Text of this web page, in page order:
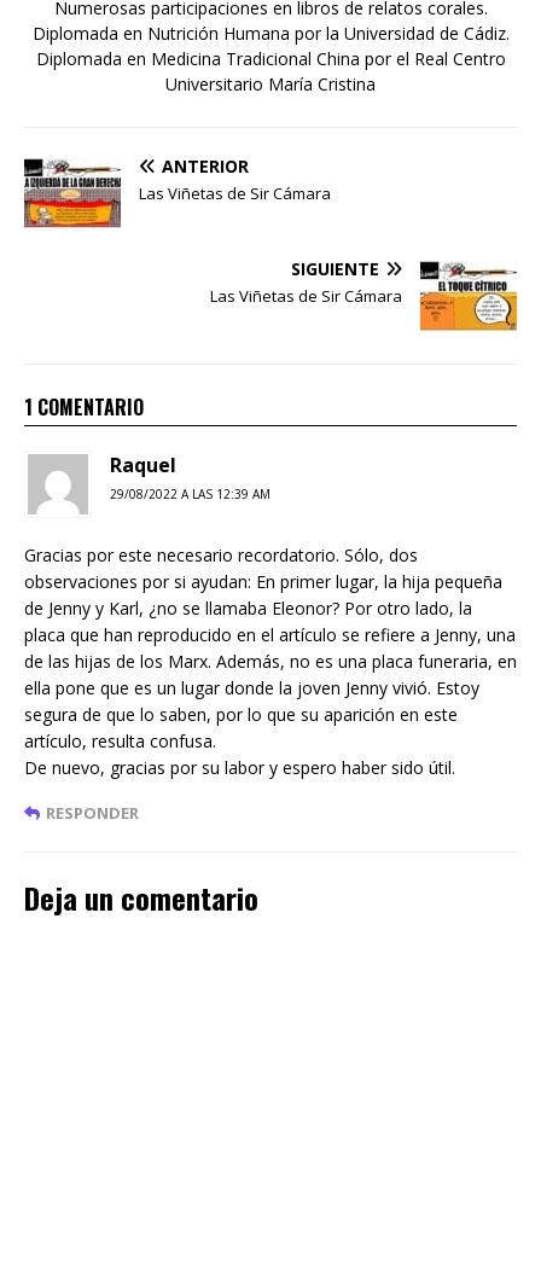
Numerosas participaciones en libros de relatos corales.
Diplomada en Nutrición Humana por la Universidad de Cádiz.
Diplomada en Medicina Tradicional China por el Real Centro
Universitario María Cristina
ANTERIOR
Las Viñetas de Sir Cámara
SIGUIENTE
Las Viñetas de Sir Cámara
1 COMENTARIO
Raquel
29/08/2022 A LAS 12:39 AM
Gracias por este necesario recordatorio. Sólo, dos
observaciones por si ayudan: En primer lugar, la hija pequeña
de Jenny y Karl, ¿no se llamaba Eleonor? Por otro lado, la
placa que han reproducido en el artículo se refiere a Jenny, una
de las hijas de los Marx. Además, no es una placa funeraria, en
ella pone que es un lugar donde la joven Jenny vivió. Estoy
segura de que lo saben, por lo que su aparición en este
artículo, resulta confusa.
De nuevo, gracias por su labor y espero haber sido útil.
RESPONDER
Deja un comentario